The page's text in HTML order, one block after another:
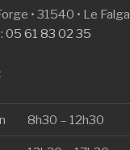
• 31540 • Le Falga
: 05 61 83 02 35
8h30 – 12h30